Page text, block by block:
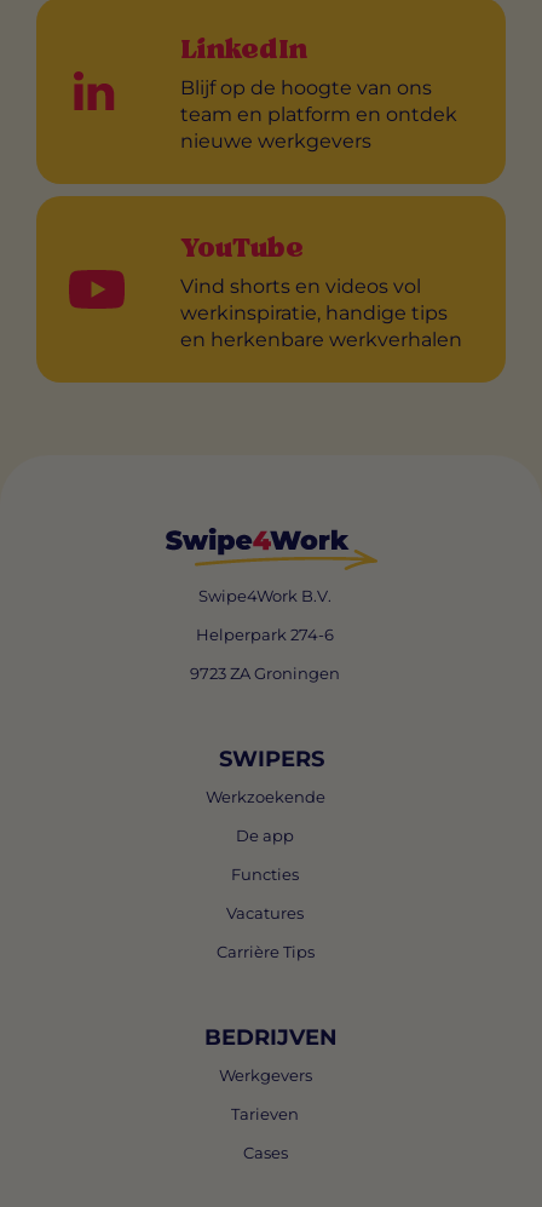
LinkedIn
Blijf op de hoogte van ons
team en platform en ontdek
nieuwe werkgevers
YouTube
Vind shorts en videos vol
werkinspiratie, handige tips
en herkenbare werkverhalen
Swipe4Work B.V.
Helperpark 274-6
9723 ZA Groningen
SWIPERS
Werkzoekende
De app
Functies
Vacatures
Carrière Tips
BEDRIJVEN
Werkgevers
Tarieven
Cases